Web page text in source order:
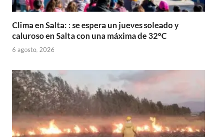
Clima en Salta: : se espera un jueves soleado y
caluroso en Salta con una máxima de 32°C
6 agosto, 2026